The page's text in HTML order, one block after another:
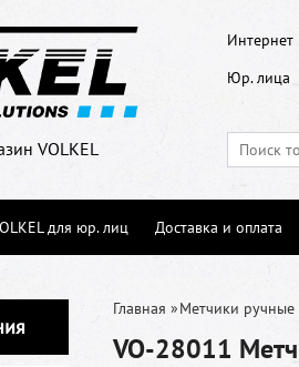
VOLKEL
Интернет
Юр. лица
для юр. лиц Доставка и оплата
Главная »Метчики ручные
VO-28011